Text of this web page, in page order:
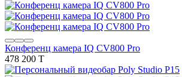
Конференц камера IQ CV800 Pro
478 200 T